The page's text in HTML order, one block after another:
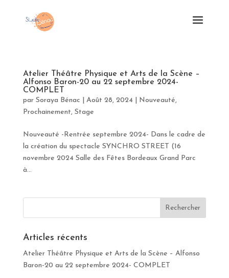
Atelier Théâtre Physique et Arts de la Scène –
Alfonso Baron-20 au 22 septembre 2024-
COMPLET
par Soraya Bénac Août 28, 2024| Nouveauté,
Prochainement, Stage
Nouveauté -Rentrée septembre 2024- Dans le cadre de
la création du spectacle SYNCHRO STREET (16
novembre 2024 Salle des Fêtes Bordeaux Grand Parc
à...
Articles récents
Atelier Théâtre Physique et Arts de la Scène – Alfonso
Baron-20 au 22 septembre 2024- COMPLET